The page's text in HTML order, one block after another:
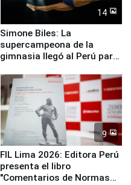
14
Simone Biles: La
supercampeona de la
gimnasia llegó al Perú para
Panamericanos Lima 2027
9
FIL Lima 2026: Editora Perú
presenta el libro
"Comentarios de Normas